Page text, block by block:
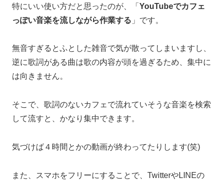
特にいい使い方だと思ったのが、「 YouTubeでカフェ
っぽい音楽を流しながら作業する 」です。
無音すぎるとふとした雑音で気が散ってしまいますし、
逆に歌詞がある曲は歌の内容が頭を過ぎるため、集中に
は向きません。
そこで、歌詞のないカフェで流れていそうな音楽を検索
して流すと、かなり集中できます。
気づけば４時間とかの動画が終わってたりします(笑)
また、スマホをフリーにすることで、TwitterやLINEの